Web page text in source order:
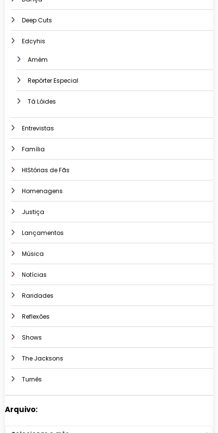
Deep Cuts
Edcyhis
Amém
Repórter Especial
Tá Lóides
Entrevistas
Família
HIStórias de Fãs
Homenagens
Justiça
Lançamentos
Música
Notícias
Raridades
Reflexões
Shows
The Jacksons
Turnês
Arquivo:
Arquivos